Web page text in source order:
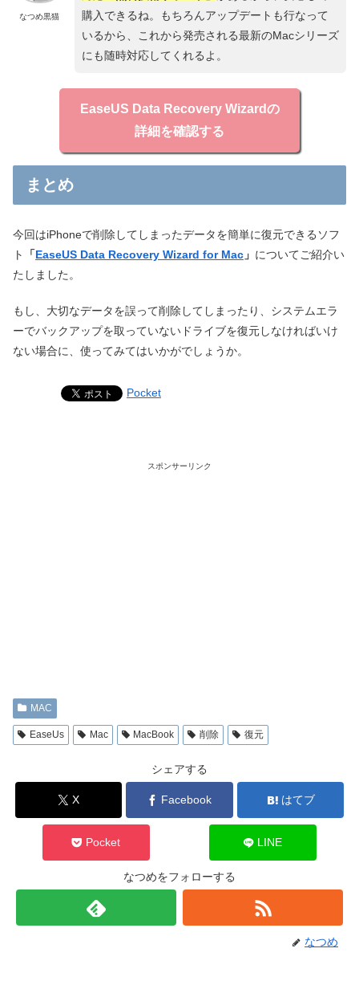
なつめ黒猫
購入できるね。もちろんアップデートも行なって
いるから、これから発売される最新のMacシリーズ
にも随時対応してくれるよ。
EaseUS Data Recovery Wizardの
詳細を確認する
まとめ
今回はiPhoneで削除してしまったデータを簡単に復元できるソフ
ト
「EaseUS Data Recovery Wizard for Mac 」 についてご紹介い
たしました。
もし、大切なデータを誤って削除してしまったり、システムエラ
ーでバックアップを取っていないドライブを復元しなければいけ
ない場合に、使ってみてはいかがでしょうか。
Pocket
スポンサーリンク
MAC
EaseUs Mac MacBook 削除 復元
シェアする
X Facebook はてブ
Pocket LINE
なつめをフォローする
なつめ